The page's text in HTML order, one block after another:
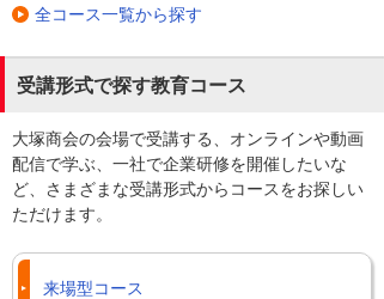
全コース一覧から探す
受講形式で探す教育コース
大塚商会の会場で受講する、オンラインや動画
配信で学ぶ、一社で企業研修を開催したいな
ど、さまざまな受講形式からコースをお探しい
ただけます。
来場型コース